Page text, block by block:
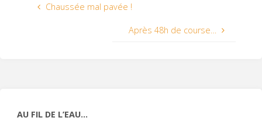
Chaussée mal pavée !
Après 48h de course…
AU FIL DE L’EAU…